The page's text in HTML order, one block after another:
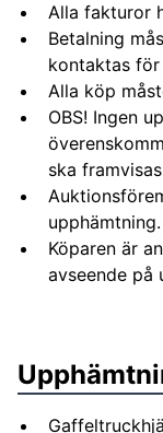
Alla fakturor
Betalning
kontaktas
Alla köp
OBS! Ingen
ska
upphämtning.
Köparen är
avseende på